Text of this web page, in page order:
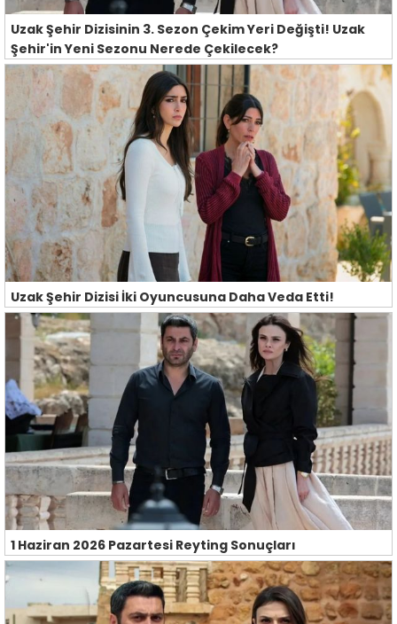
Uzak Şehir Dizisinin 3. Sezon Çekim Yeri Değişti! Uzak
Şehir'in Yeni Sezonu Nerede Çekilecek?
Uzak Şehir Dizisi İki Oyuncusuna Daha Veda Etti!
1 Haziran 2026 Pazartesi Reyting Sonuçları